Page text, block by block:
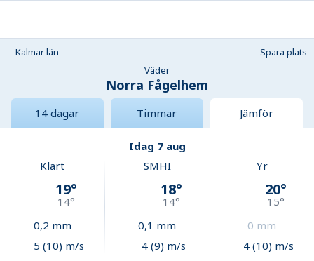
Kalmar län
Spara plats
Väder
Norra Fågelhem
14 dagar Timmar Jämför
Idag 7 aug
Klart
19°
14°
0,2 mm
5 (10) m/s
SMHI
18°
14°
0,1 mm
4 (9) m/s
Yr
20°
15°
0 mm
4 (10) m/s